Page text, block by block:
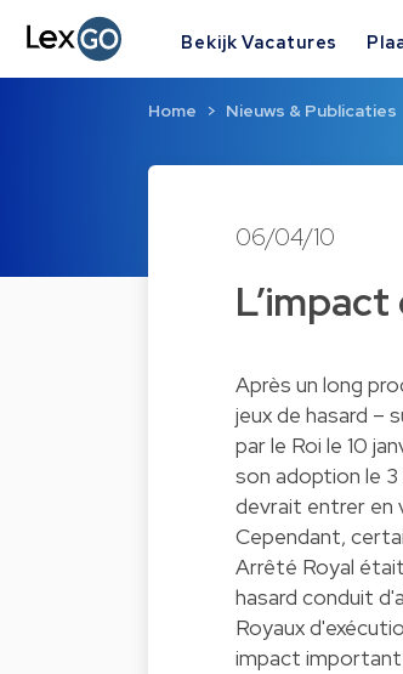
Bekijk Vacatures
Home Nieuws & Publicaties
06/04/10
Après un long
jeux de hasard –
par le Roi le 10
son adoption le 3
devrait entrer en
Cependant,
Arrêté Royal
hasard conduit
Royaux
impact important